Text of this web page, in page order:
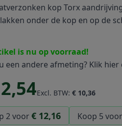
kop Torx
onder de kop en op de
is nu op voorraad!
een andere afmeting? Klik hier
Excl. BTW: € 10,36
2 voor€ 12,16 Koop 5 voor